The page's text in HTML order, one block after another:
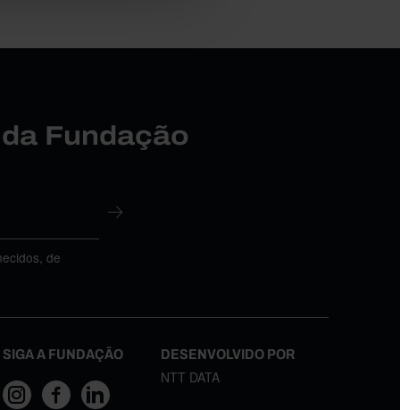
Fundação
de
SIGA A FUNDAÇÃO DESENVOLVIDO POR
NTT DATA